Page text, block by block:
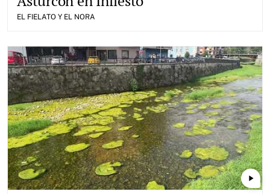
EL FIELATO Y EL NORA
play_arrow